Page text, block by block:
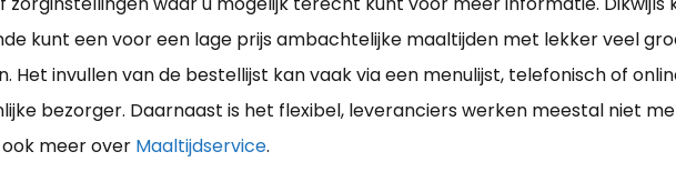
kunt een voor een lage prijs ambachtelijke maaltijden met lekker veel
invullen van de bestellijst kan vaak via een menulijst, telefonisch of
bezorger. Daarnaast is het flexibel, leveranciers werken meestal niet
meer over Maaltijdservice.